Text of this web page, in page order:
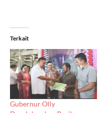
Terkait
Gubernur Olly